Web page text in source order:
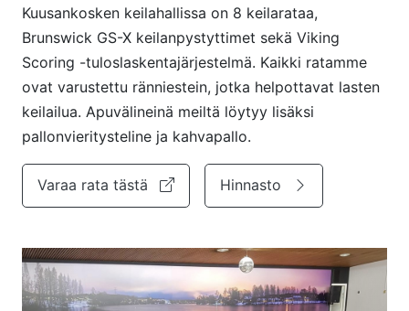
Kuusankosken keilahallissa on 8 keilarataa,
Brunswick GS-X keilanpystyttimet sekä Viking
Scoring -tuloslaskentajärjestelmä. Kaikki ratamme
ovat varustettu ränniestein, jotka helpottavat lasten
keilailua. Apuvälineinä meiltä löytyy lisäksi
pallonvieritysteline ja kahvapallo.
Varaa rata tästä Hinnasto